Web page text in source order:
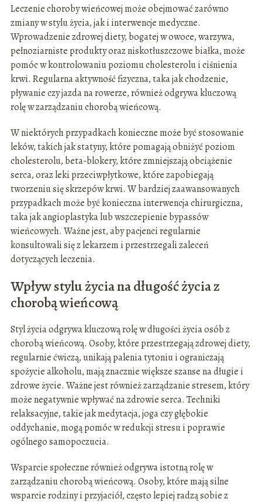
Leczenie choroby wieńcowej może obejmować zarówno
zmiany w stylu życia, jak i interwencje medyczne.
Wprowadzenie zdrowej diety, bogatej w owoce, warzywa,
pełnoziarniste produkty oraz niskotłuszczowe białka, może
pomóc w kontrolowaniu poziomu cholesterolu i ciśnienia
krwi. Regularna aktywność fizyczna, taka jak chodzenie,
pływanie czy jazda na rowerze, również odgrywa kluczową
rolę w zarządzaniu chorobą wieńcową.
W niektórych przypadkach konieczne może być stosowanie
leków, takich jak statyny, które pomagają obniżyć poziom
cholesterolu, beta-blokery, które zmniejszają obciążenie
serca, oraz leki przeciwpłytkowe, które zapobiegają
tworzeniu się skrzepów krwi. W bardziej zaawansowanych
przypadkach może być konieczna interwencja chirurgiczna,
taka jak angioplastyka lub wszczepienie bypassów
wieńcowych. Ważne jest, aby pacjenci regularnie
konsultowali się z lekarzem i przestrzegali zaleceń
dotyczących leczenia.
Wpływ stylu życia na długość życia z
chorobą wieńcową
Styl życia odgrywa kluczową rolę w długości życia osób z
chorobą wieńcową. Osoby, które przestrzegają zdrowej diety,
regularnie ćwiczą, unikają palenia tytoniu i ograniczają
spożycie alkoholu, mają znacznie większe szanse na długie i
zdrowe życie. Ważne jest również zarządzanie stresem, który
może negatywnie wpływać na zdrowie serca. Techniki
relaksacyjne, takie jak medytacja, joga czy głębokie
oddychanie, mogą pomóc w redukcji stresu i poprawie
ogólnego samopoczucia.
Wsparcie społeczne również odgrywa istotną rolę w
zarządzaniu chorobą wieńcową. Osoby, które mają silne
wsparcie rodziny i przyjaciół, często lepiej radzą sobie z